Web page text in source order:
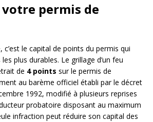
permis de
c’est le capital de points du permis qui
plus durables. Le grillage d’un feu
de 4 points sur le permis de
au barème officiel établi par le décret
1992, modifié à plusieurs reprises
probatoire disposant au maximum
infraction peut réduire son capital des